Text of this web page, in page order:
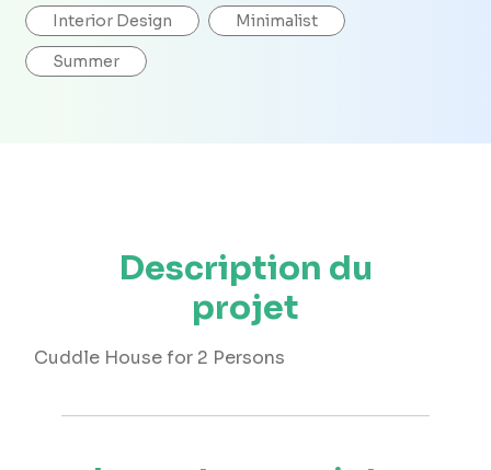
Interior Design Minimalist
Summer
Description du
projet
Cuddle House for 2 Persons